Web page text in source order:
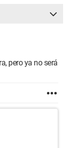
pero ya no será